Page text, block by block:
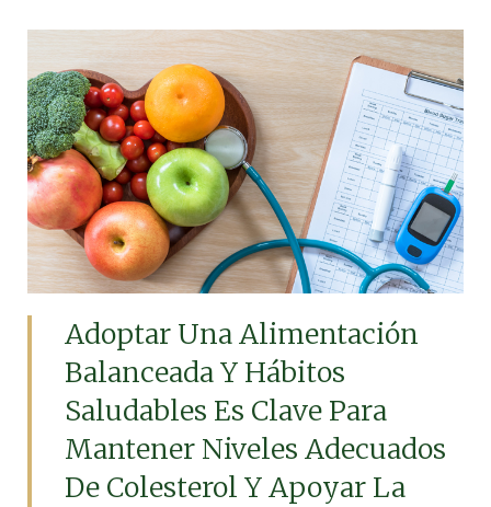
Adoptar Una Alimentación
Balanceada Y Hábitos
Saludables Es Clave Para
Mantener Niveles Adecuados
De Colesterol Y Apoyar La